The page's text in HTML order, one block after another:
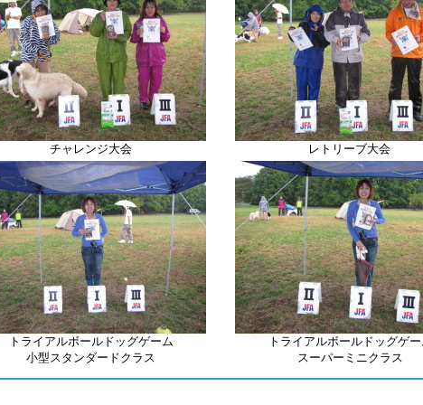
チャレンジ大会 レトリーブ大会
トライアルボールドッグゲーム
小型スタンダードクラス
トライアルボールドッグゲ
スーパーミニクラス